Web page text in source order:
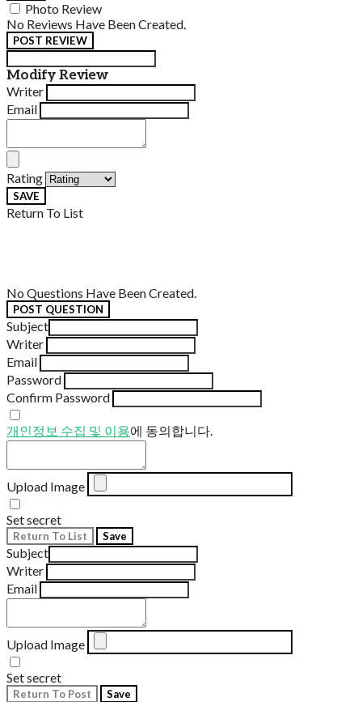
Photo Review
No Reviews Have Been Created.
POST REVIEW
Modify Review
Writer
Email
Rating
SAVE
Return To List
No Questions Have Been Created.
POST QUESTION
Subject
Writer
Email
Password
Confirm Password
개인정보 수집 및 이용에 동의합니다.
Upload Image
Set secret
Return To List Save
Subject
Writer
Email
Upload Image
Set secret
Return To Post Save